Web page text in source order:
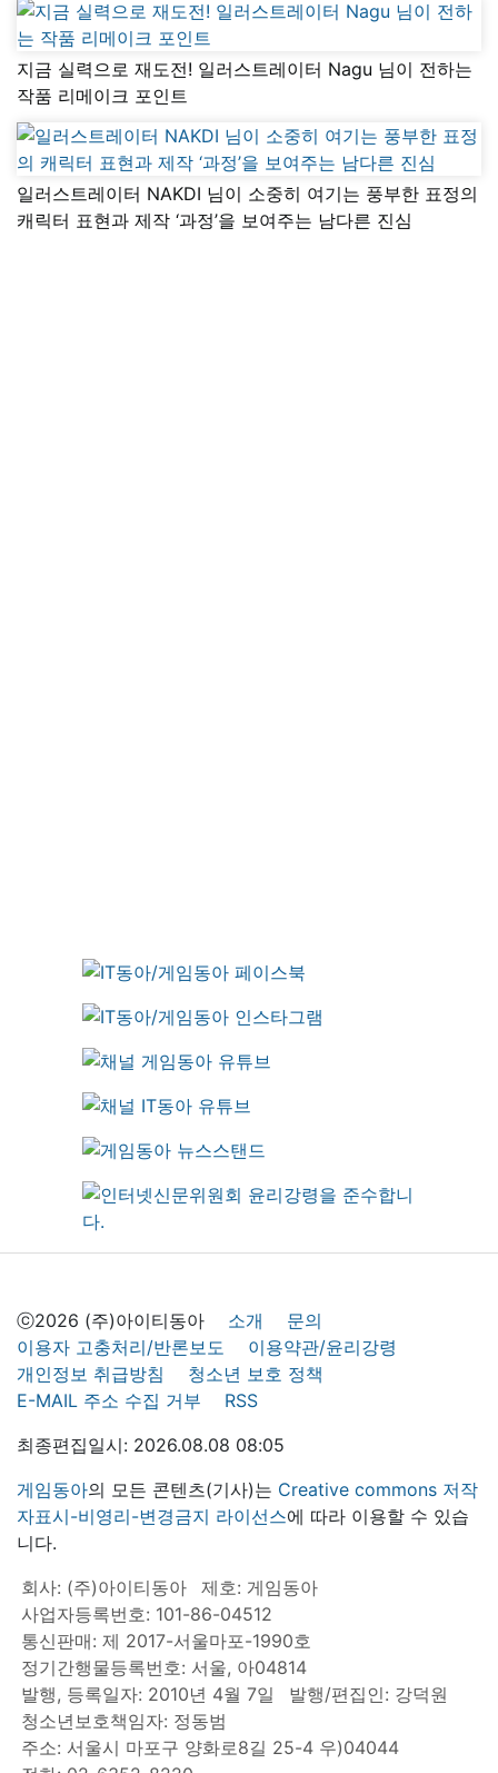
지금 실력으로 재도전! 일러스트레이터 Nagu 님이 전하는
작품 리메이크 포인트
일러스트레이터 NAKDI 님이 소중히 여기는 풍부한 표정의
캐릭터 표현과 제작 ‘과정’을 보여주는 남다른 진심
ⓒ2026 (주)아이티동아 소개
문의
이용자 고충처리/반론보도
이용약관/윤리강령
개인정보 취급방침
청소년 보호 정책
E-MAIL 주소 수집 거부
RSS
최종편집일시: 2026.08.08 08:05
게임동아의 모든 콘텐츠(기사)는 Creative commons 저작
자표시-비영리-변경금지 라이선스에 따라 이용할 수 있습
니다.
회사: (주)아이티동아
제호: 게임동아
사업자등록번호: 101-86-04512
통신판매: 제 2017-서울마포-1990호
정기간행물등록번호: 서울, 아04814
발행, 등록일자: 2010년 4월 7일
발행/편집인: 강덕원
청소년보호책임자: 정동범
주소: 서울시 마포구 양화로8길 25-4 우)04044